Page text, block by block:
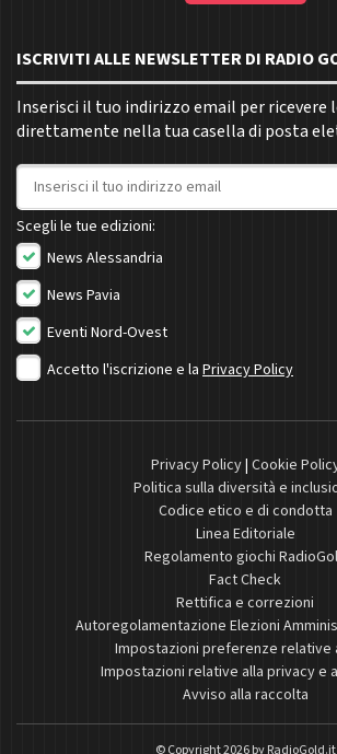
ISCRIVITI ALLE NEWSLETTER DI RADIO
Inserisci il tuo indirizzo email per ricevere
direttamente nella tua casella di posta
Indirizzo email
Scegli le tue edizioni:
News Alessandria
News Pavia
Eventi Nord-Ovest
Accetto l'iscrizione e la Privacy Policy
Privacy Policy| Cookie
Politica sulla diversità e
Codice etico e di condotta
Linea Editoriale
Regolamento giochi
Fact Check
Rettifica e correzioni
Autoregolamentazione Elezioni
Impostazioni preferenze relative
Impostazioni relative alla privacy e
Avviso alla raccolta
© Copyright 2026 byRadioGold.it